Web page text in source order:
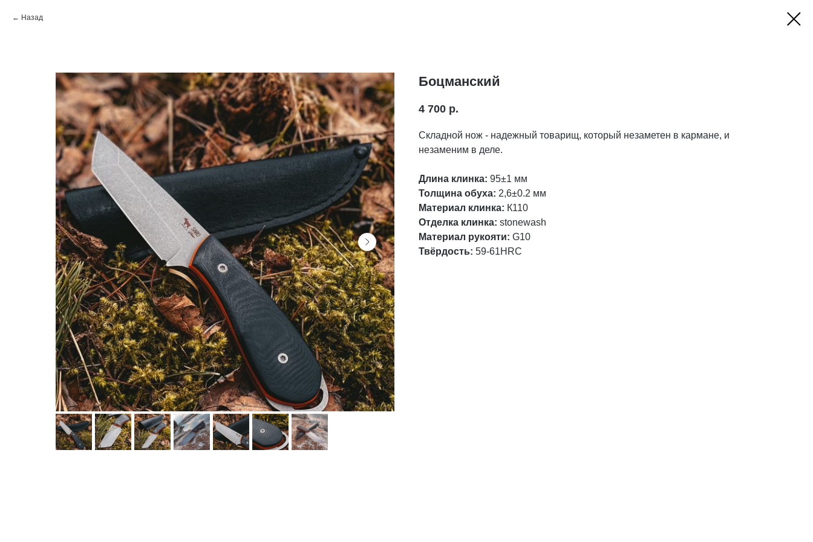
Назад
Боцманский
4 700 р.
Складной нож - надежный товарищ, который незаметен в кармане, и
незаменим в деле.
Длина клинка: 95±1 мм
Толщина обуха: 2,6±0.2 мм
Материал клинка: К110
Отделка клинка: stonewash
Материал рукояти: G10
Твёрдость: 59-61HRC